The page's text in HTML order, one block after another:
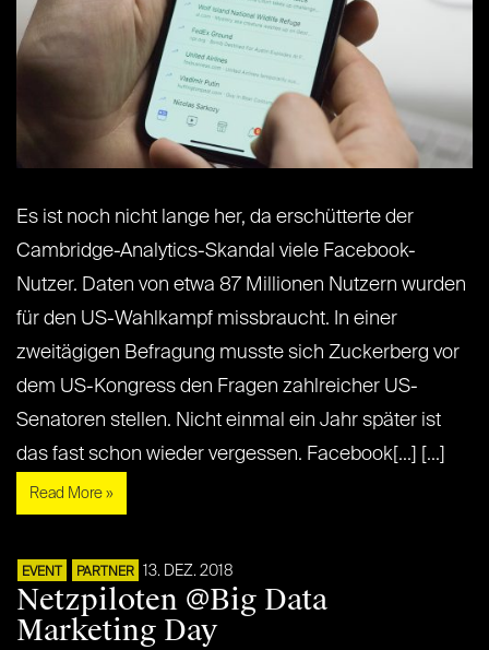
Es ist noch nicht lange her, da erschütterte der
Cambridge-Analytics-Skandal viele Facebook-
Nutzer. Daten von etwa 87 Millionen Nutzern wurden
für den US-Wahlkampf missbraucht. In einer
zweitägigen Befragung musste sich Zuckerberg vor
dem US-Kongress den Fragen zahlreicher US-
Senatoren stellen. Nicht einmal ein Jahr später ist
das fast schon wieder vergessen. Facebook[...] [...]
Read More »
EVENT PARTNER 13. DEZ. 2018
Netzpiloten @Big Data
Marketing Day